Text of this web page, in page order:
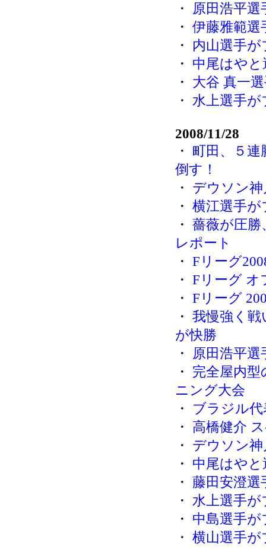
・
原田浩平
・ 伊藤雅範
・ 内山選手
・ 中尾はや
・ 大谷 真一
・ 水上選手
2008/11/28
・ 町田、５連
倒す！
・ デウソン
・ 横江選手
・ 薔薇が圧勝
レポート
・ Fリーグ
・ Fリーグ オ
・ Fリーグ
・ 我慢強く
が快勝
・
原田浩平
・ 完全屋内型
ニング大会
・ ブラジル
・ 高橋健介
・ デウソン
・ 中尾はや
・ 藤田安澄
・ 水上選手
・ 中島選手
・ 横山選手